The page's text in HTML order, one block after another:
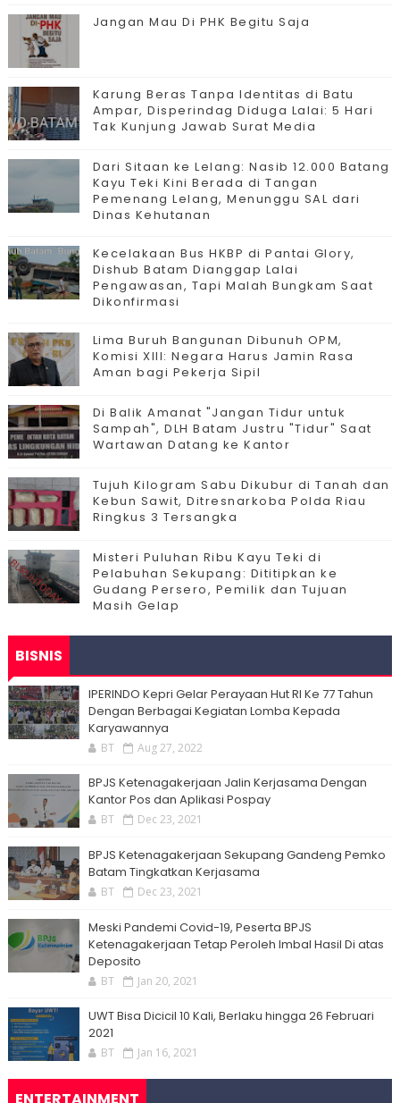
Jangan Mau Di PHK Begitu Saja
Karung Beras Tanpa Identitas di Batu
Ampar, Disperindag Diduga Lalai: 5 Hari
Tak Kunjung Jawab Surat Media
Dari Sitaan ke Lelang: Nasib 12.000 Batang
Kayu Teki Kini Berada di Tangan
Pemenang Lelang, Menunggu SAL dari
Dinas Kehutanan
Kecelakaan Bus HKBP di Pantai Glory,
Dishub Batam Dianggap Lalai
Pengawasan, Tapi Malah Bungkam Saat
Dikonfirmasi
Lima Buruh Bangunan Dibunuh OPM,
Komisi XIII: Negara Harus Jamin Rasa
Aman bagi Pekerja Sipil
Di Balik Amanat "Jangan Tidur untuk
Sampah", DLH Batam Justru "Tidur" Saat
Wartawan Datang ke Kantor
Tujuh Kilogram Sabu Dikubur di Tanah dan
Kebun Sawit, Ditresnarkoba Polda Riau
Ringkus 3 Tersangka
Misteri Puluhan Ribu Kayu Teki di
Pelabuhan Sekupang: Dititipkan ke
Gudang Persero, Pemilik dan Tujuan
Masih Gelap
BISNIS
IPERINDO Kepri Gelar Perayaan Hut RI Ke 77 Tahun
Dengan Berbagai Kegiatan Lomba Kepada
Karyawannya
BT Aug 27, 2022
BPJS Ketenagakerjaan Jalin Kerjasama Dengan
Kantor Pos dan Aplikasi Pospay
BT Dec 23, 2021
BPJS Ketenagakerjaan Sekupang Gandeng Pemko
Batam Tingkatkan Kerjasama
BT Dec 23, 2021
Meski Pandemi Covid-19, Peserta BPJS
Ketenagakerjaan Tetap Peroleh Imbal Hasil Di atas
Deposito
BT Jan 20, 2021
UWT Bisa Dicicil 10 Kali, Berlaku hingga 26 Februari
2021
BT Jan 16, 2021